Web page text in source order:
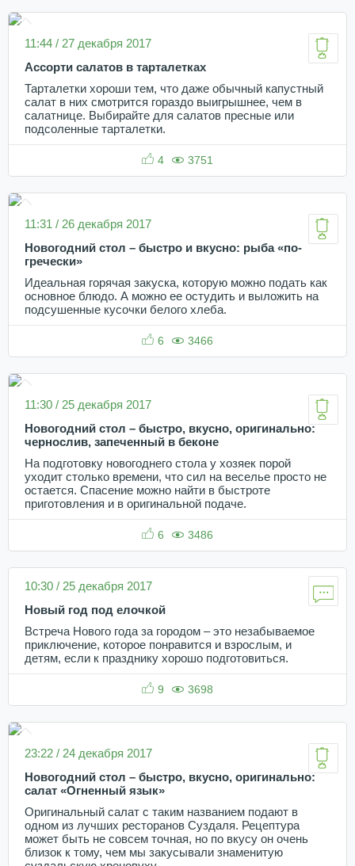
11:44 / 27 декабря 2017
Ассорти салатов в тарталетках
Тарталетки хороши тем, что даже обычный капустный
салат в них смотрится гораздо выигрышнее, чем в
салатнице. Выбирайте для салатов пресные или
подсоленные тарталетки.
4 3751
11:31 / 26 декабря 2017
Новогодний стол – быстро и вкусно: рыба «по-
гречески»
Идеальная горячая закуска, которую можно подать как
основное блюдо. А можно ее остудить и выложить на
подсушенные кусочки белого хлеба.
6 3466
11:30 / 25 декабря 2017
Новогодний стол – быстро, вкусно, оригинально:
чернослив, запеченный в беконе
На подготовку новогоднего стола у хозяек порой
уходит столько времени, что сил на веселье просто не
остается. Спасение можно найти в быстроте
приготовления и в оригинальной подаче.
6 3486
10:30 / 25 декабря 2017
Новый год под елочкой
Встреча Нового года за городом – это незабываемое
приключение, которое понравится и взрослым, и
детям, если к празднику хорошо подготовиться.
9 3698
23:22 / 24 декабря 2017
Новогодний стол – быстро, вкусно, оригинально:
салат «Огненный язык»
Оригинальный салат с таким названием подают в
одном из лучших ресторанов Суздаля. Рецептура
может быть не совсем точная, но по вкусу он очень
близок к тому, чем мы закусывали знаменитую